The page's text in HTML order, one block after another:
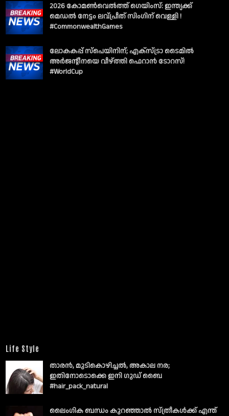
2026 കോമൺവെൽത്ത് ഗെയിംസ്: ഇന്ത്യക്ക്
മെഡൽ നേട്ടം ലവ്പ്രീത് സിംഗിന് വെള്ളി !
#CommonwealthGames
ലോകകപ്പ് സ്പെയിനിന്; എക്സ്ട്രാ ടൈമിൽ
അർജന്റീനയെ വീഴ്ത്തി ഫെറാൻ ടോറസ്!
#WorldCup
Life Style
താരൻ, മുടികൊഴിച്ചൽ, അകാല നര;
ഇതിനോടൊക്കെ ഇനി ഗുഡ് ബൈ
#hair_pack_natural
ലൈംഗിക ബന്ധം കുറഞ്ഞാല്‍ സ്ത്രീകള്‍ക്ക് എന്ത്